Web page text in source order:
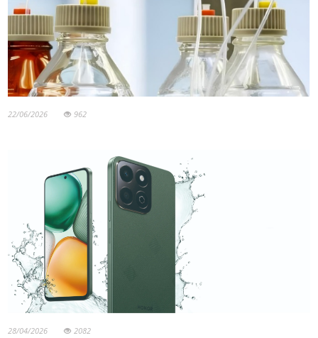
22/06/2026 962
28/04/2026 2082